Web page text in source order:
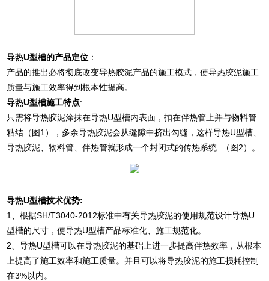
导热U型槽的产品定位 ：
产品的推出必将彻底改变导热胶泥产品的施工模式，使导热胶泥施工
质量与施工效率得到根本性提高。
导热U型槽施工特点:
只需将导热胶泥涂抹在导热U型槽内表面，扣在伴热管上并与物料管
粘结（图1），多余导热胶泥会从缝隙中挤出勾缝，这样导热U型槽、
导热胶泥、物料管、伴热管就形成一个封闭式的传热系统 （图2）。
导热U型槽技术优势:
1、根据SH/T3040-2012标准中有关导热胶泥的使用规范设计导热U
型槽的尺寸，使导热U型槽产品标准化、施工规范化。
2、导热U型槽可以在导热胶泥的基础上进一步提高伴热效率，从根本
上提高了施工效率和施工质量。并且可以将导热胶泥的施工损耗控制
在3%以内。